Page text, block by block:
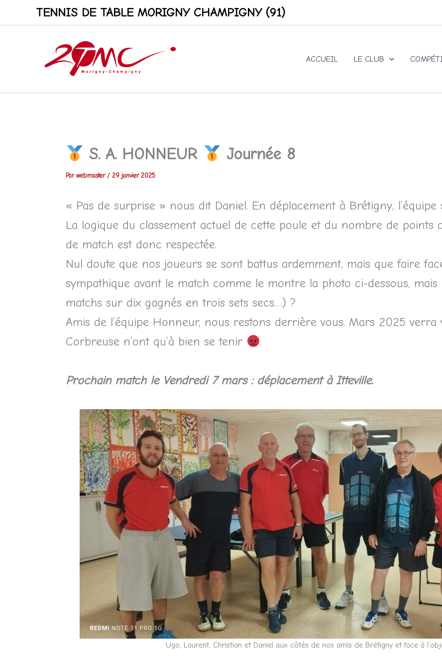
TENNIS DE TABLE MORIGNY CHAMPIGNY (91)
ACCUEIL LE CLUB
S. A. HONNEUR Journée 8
Par webmaster / 29 janvier 2025
« Pas de surprise » nous dit Daniel. En déplacement à Brétigny, l’équipe
La logique du classement actuel de cette poule et du nombre de points
de match est donc respectée.
Nul doute que nos joueurs se sont battus ardemment, mais que faire
sympathique avant le match comme le montre la photo ci-dessous,
matchs sur dix gagnés en trois sets secs…) ?
Amis de l’équipe Honneur, nous restons derrière vous. Mars 2025
Corbreuse n’ont qu’à bien se tenir
.
Prochain match le Vendredi 7 mars : déplacement à Itteville.
Ugo, Laurent, Christian et Daniel aux côtés de nos amis de Brétigny et face à